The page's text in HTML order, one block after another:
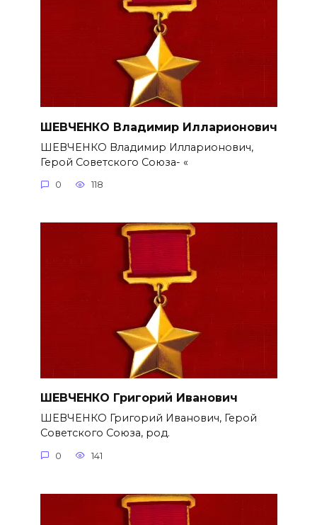
ШЕВЧЕНКО Владимир Илларионович
ШЕВЧЕНКО Владимир Илларионович,
Герой Советского Союза- «
0 118
ШЕВЧЕНКО Григорий Иванович
ШЕВЧЕНКО Григорий Иванович, Герой
Советского Союза, род.
0 141